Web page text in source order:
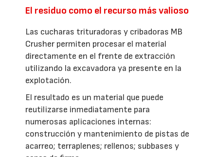
El residuo como el recurso más valioso
Las cucharas trituradoras y cribadoras MB
Crusher permiten procesar el material
directamente en el frente de extracción
utilizando la excavadora ya presente en la
explotación.
El resultado es un material que puede
reutilizarse inmediatamente para
numerosas aplicaciones internas:
construcción y mantenimiento de pistas de
acarreo; terraplenes; rellenos; subbases y